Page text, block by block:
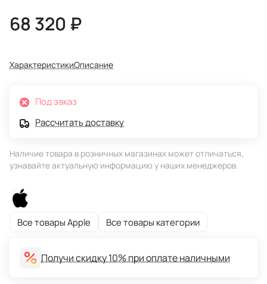
68 320 ₽
ХарактеристикиОписание
Под заказ
Рассчитать доставку
Наличие товара в розничных магазинах может отличаться,
узнавайте актуальную информацию у наших менеджеров.
Все товары Apple Все товары категории
Получи скидку 10% при оплате наличными